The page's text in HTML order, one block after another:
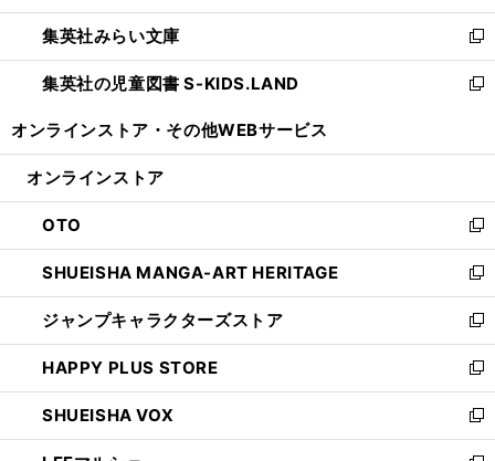
開
く
ウ
で
開
く
ン
ド
ウ
で
ウ
ィ
ン
ド
開
集英社みらい文庫
新
し
い
ン
ウ
で
開
く
集英社の児童図書 S-KIDS.LAND
新
ウ
ン
ド
ウ
で
開
く
オンラインストア・ その他WEBサービス
オンラインストア
OTO
新
し
い
ウ
ィ
ン
ド
ウ
で
開
SHUEISHA MANGA-ART HERITAGE
新
し
い
ウ
ィ
ン
ド
ウ
ジャンプキャラクターズストア
新
し
い
ウ
ィ
ン
HAPPY PLUS STORE
新
し
い
ウ
SHUEISHA VOX
新
し